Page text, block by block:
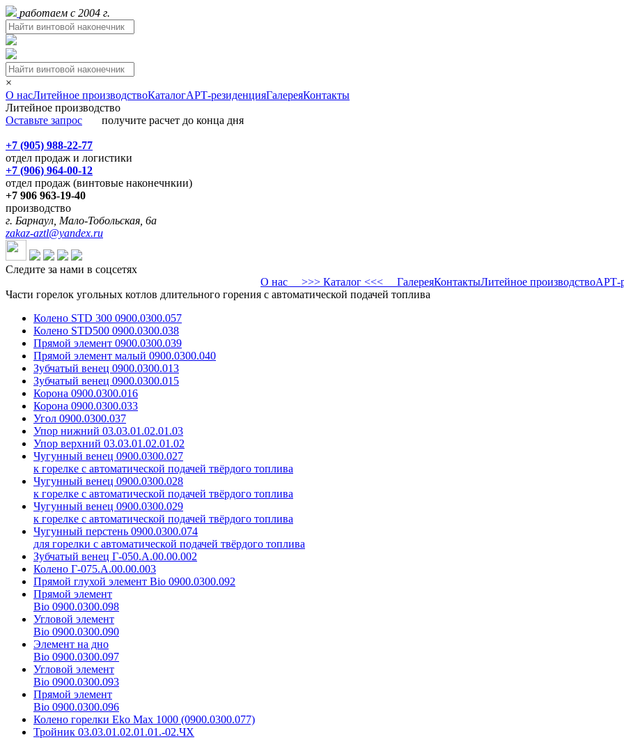
работаем с 2004 г.
×
О насЛитейное производствоКаталогАРТ-резиденцияГалереяКонтакты
Литейное производство
Оставьте запрос получите расчет до конца дня
+7 (905) 988-22-77
отдел продаж и логистики
+7 (906) 964-00-12
отдел продаж (винтовые наконечнкии)
+7 906 963-19-40
производство
г. Барнаул, Мало-Тобольская, 6а
zakaz-aztl@yandex.ru
Следите за нами в соцсетях
О нас >>> Каталог <<< ГалереяКонтактыЛитейное производствоАРТ-
Части горелок угольных котлов длительного горения с автоматической подачей топлива
Колено STD 300 0900.0300.057
Колено STD500 0900.0300.038
Прямой элемент 0900.0300.039
Прямой элемент малый 0900.0300.040
Зубчатый венец 0900.0300.013
Зубчатый венец 0900.0300.015
Корона 0900.0300.016
Корона 0900.0300.033
Угол 0900.0300.037
Упор нижний 03.03.01.02.01.03
Упор верхний 03.03.01.02.01.02
Чугунный венец 0900.0300.027
к горелке с автоматической подачей твёрдого топлива
Чугунный венец 0900.0300.028
к горелке с автоматической подачей твёрдого топлива
Чугунный венец 0900.0300.029
к горелке с автоматической подачей твёрдого топлива
Чугунный перстень 0900.0300.074
для горелки с автоматической подачей твёрдого топлива
Зубчатый венец Г-050.А.00.00.002
Колено Г-075.А.00.00.003
Прямой глухой элемент Bio 0900.0300.092
Прямой элемент
Bio 0900.0300.098
Угловой элемент
Bio 0900.0300.090
Элемент на дно
Bio 0900.0300.097
Угловой элемент
Bio 0900.0300.093
Прямой элемент
Bio 0900.0300.096
Колено горелки Eko Max 1000 (0900.0300.077)
Тройник 03.03.01.02.01.01.-02.ЧХ